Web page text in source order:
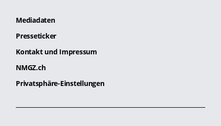
Mediadaten
Presseticker
Kontakt und Impressum
NMGZ.ch
Privatsphäre-Einstellungen